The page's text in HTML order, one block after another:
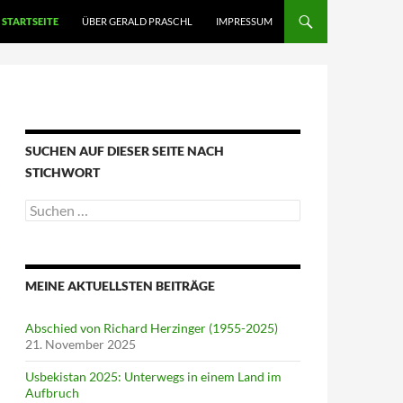
STARTSEITE ÜBER GERALD PRASCHL IMPRESSUM
SUCHEN AUF DIESER SEITE NACH
STICHWORT
Suche
nach:
MEINE AKTUELLSTEN BEITRÄGE
Abschied von Richard Herzinger (1955-2025)
21. November 2025
Usbekistan 2025: Unterwegs in einem Land im
Aufbruch